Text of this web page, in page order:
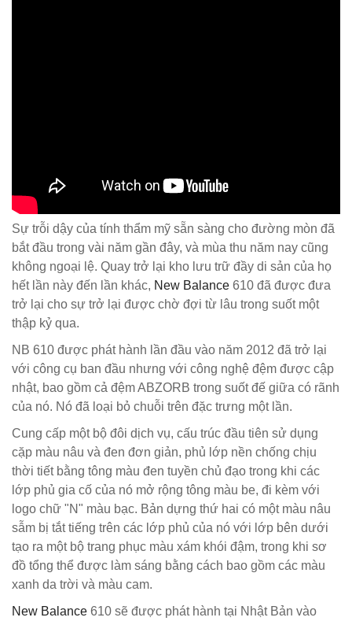
Sự trỗi dậy của tính thẩm mỹ sẵn sàng cho đường mòn đã
bắt đầu trong vài năm gần đây, và mùa thu năm nay cũng
không ngoại lệ. Quay trở lại kho lưu trữ đầy di sản của họ
hết lần này đến lần khác, New Balance 610 đã được đưa
trở lại cho sự trở lại được chờ đợi từ lâu trong suốt một
thập kỷ qua.
NB 610 được phát hành lần đầu vào năm 2012 đã trở lại
với công cụ ban đầu nhưng với công nghệ đệm được cập
nhật, bao gồm cả đệm ABZORB trong suốt đế giữa có rãnh
của nó. Nó đã loại bỏ chuỗi trên đặc trưng một lần.
Cung cấp một bộ đôi dịch vụ, cấu trúc đầu tiên sử dụng
cặp màu nâu và đen đơn giản, phủ lớp nền chống chịu
thời tiết bằng tông màu đen tuyền chủ đạo trong khi các
lớp phủ gia cố của nó mở rộng tông màu be, đi kèm với
logo chữ "N" màu bạc. Bản dựng thứ hai có một màu nâu
sẫm bị tắt tiếng trên các lớp phủ của nó với lớp bên dưới
tạo ra một bộ trang phục màu xám khói đậm, trong khi sơ
đồ tổng thể được làm sáng bằng cách bao gồm các màu
xanh da trời và màu cam.
New Balance 610 sẽ được phát hành tại Nhật Bản vào